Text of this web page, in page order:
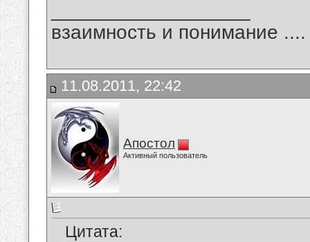
взаимность и понимание
11.08.2011, 22:42
Апостол
Активный пользователь
Цитата: